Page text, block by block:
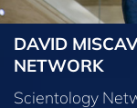
DAVID
NETWORK
Scientology